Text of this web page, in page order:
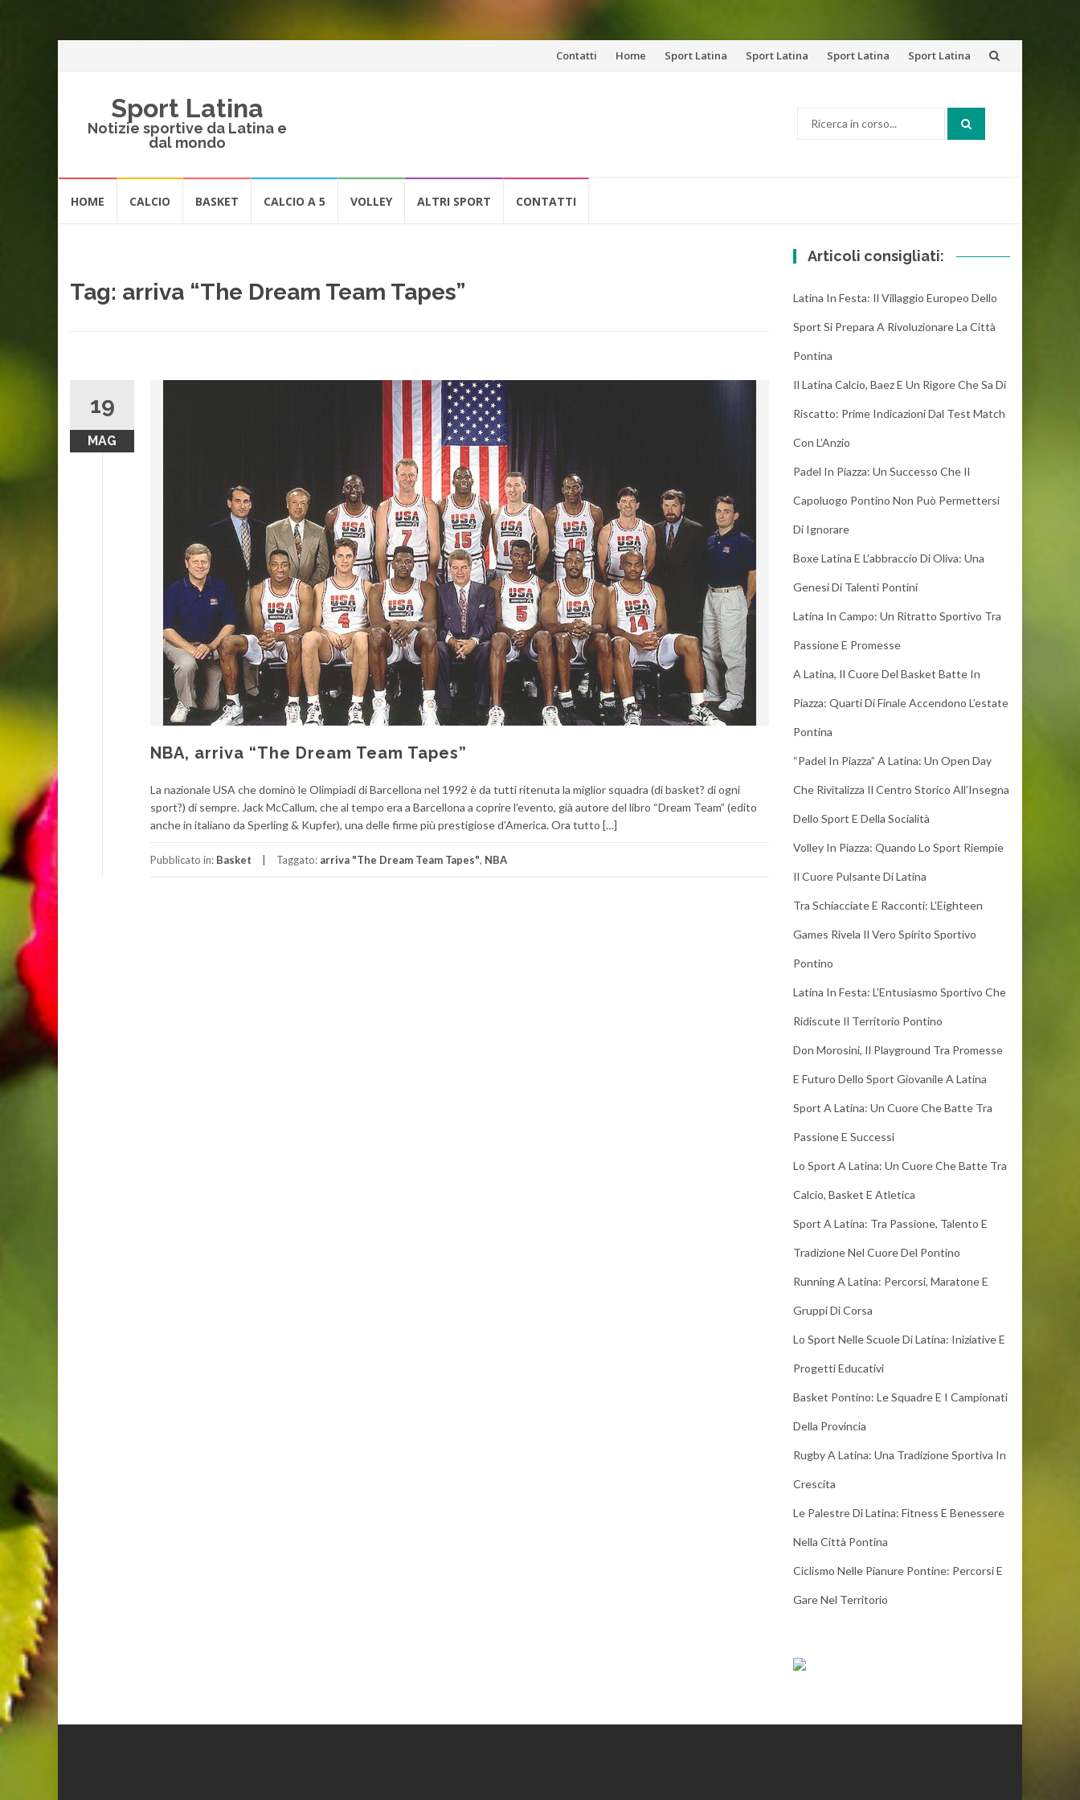
VaiContatti Home Sport Latina Sport Latina Sport Latina Sport Latina
Sport Latina
Notizie sportive da Latina e
dal mondo
HOME CALCIO BASKET CALCIO A 5 VOLLEY ALTRI SPORT CONTATTI
Tag: arriva “The Dream Team Tapes”
19
MAG
NBA, arriva “The Dream Team Tapes”
La nazionale USA che dominò le Olimpiadi di Barcellona nel 1992 è da tutti ritenuta la miglior squadra (di basket? di ogni
sport?) di sempre. Jack McCallum, che al tempo era a Barcellona a coprire l’evento, già autore del libro “Dream Team” (edito
anche in italiano da Sperling & Kupfer), una delle firme più prestigiose d’America. Ora tutto […]
Pubblicato in: Basket Taggato: arriva "The Dream Team Tapes", NBA
Articoli consigliati:
Latina In Festa: Il Villaggio Europeo Dello
Sport Si Prepara A Rivoluzionare La Città
Pontina
Il Latina Calcio, Baez E Un Rigore Che Sa Di
Riscatto: Prime Indicazioni Dal Test Match
Con L’Anzio
Padel In Piazza: Un Successo Che Il
Capoluogo Pontino Non Può Permettersi
Di Ignorare
Boxe Latina E L’abbraccio Di Oliva: Una
Genesi Di Talenti Pontini
Latina In Campo: Un Ritratto Sportivo Tra
Passione E Promesse
A Latina, Il Cuore Del Basket Batte In
Piazza: Quarti Di Finale Accendono L’estate
Pontina
“Padel In Piazza” A Latina: Un Open Day
Che Rivitalizza Il Centro Storico All’Insegna
Dello Sport E Della Socialità
Volley In Piazza: Quando Lo Sport Riempie
Il Cuore Pulsante Di Latina
Tra Schiacciate E Racconti: L’Eighteen
Games Rivela Il Vero Spirito Sportivo
Pontino
Latina In Festa: L’Entusiasmo Sportivo Che
Ridiscute Il Territorio Pontino
Don Morosini, Il Playground Tra Promesse
E Futuro Dello Sport Giovanile A Latina
Sport A Latina: Un Cuore Che Batte Tra
Passione E Successi
Lo Sport A Latina: Un Cuore Che Batte Tra
Calcio, Basket E Atletica
Sport A Latina: Tra Passione, Talento E
Tradizione Nel Cuore Del Pontino
Running A Latina: Percorsi, Maratone E
Gruppi Di Corsa
Lo Sport Nelle Scuole Di Latina: Iniziative E
Progetti Educativi
Basket Pontino: Le Squadre E I Campionati
Della Provincia
Rugby A Latina: Una Tradizione Sportiva In
Crescita
Le Palestre Di Latina: Fitness E Benessere
Nella Città Pontina
Ciclismo Nelle Pianure Pontine: Percorsi E
Gare Nel Territorio